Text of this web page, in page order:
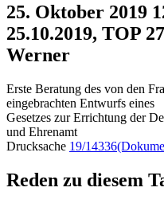
25. Oktober 2019
25.10.2019, TOP
Werner
Erste Beratung des von den
eingebrachten Entwurfs eines
Gesetzes zur Errichtung der
und Ehrenamt
Drucksache 19/14336
Reden zu diesem